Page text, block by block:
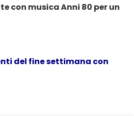
con musica Anni 80 per un
del fine settimana con